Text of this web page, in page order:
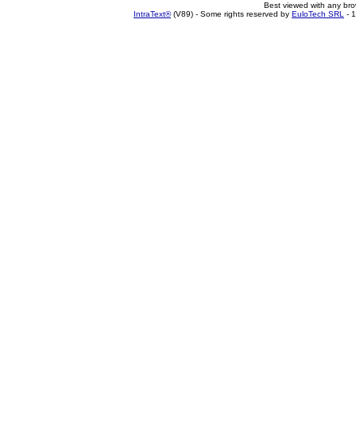
Best viewed with any
IntraText®(V89) - Some rights reserved by EuloTech SRL -